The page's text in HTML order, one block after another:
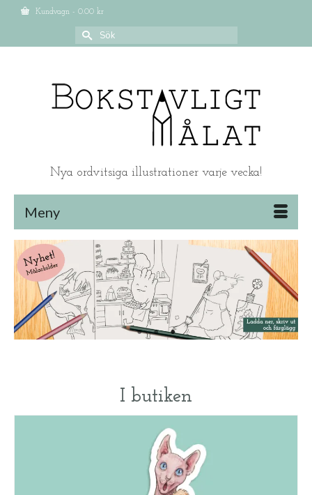
Kundvagn - 0.00 kr
Search
for:
Nya ordvitsiga illustrationer varje vecka!
Meny
I butiken